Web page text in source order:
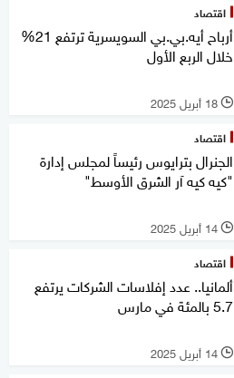
اقتصاد
أرباح أيه.بي.بي السويسرية ترتفع 21%
خلال الربع الأول
l 18 أبريل 2025
اقتصاد
الجنرال بترايوس رئيساً لمجلس إدارة
"كيه كيه آر الشرق الأوسط"
l 14 أبريل 2025
اقتصاد
ألمانيا.. عدد إفلاسات الشركات يرتفع
5.7 بالمئة في مارس
l 14 أبريل 2025